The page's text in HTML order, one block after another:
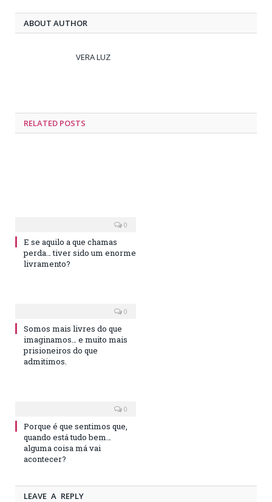
ABOUT AUTHOR
VERA LUZ
RELATED POSTS
0
E se aquilo a que chamas
perda… tiver sido um enorme
livramento?
0
Somos mais livres do que
imaginamos… e muito mais
prisioneiros do que
admitimos.
0
Porque é que sentimos que,
quando está tudo bem…
alguma coisa má vai
acontecer?
LEAVE A REPLY